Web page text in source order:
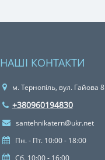
НАШІ КОНТАКТИ
м. Тернопіль, вул. Гайова 8
+380960194830
santehnikatern@ukr.net
Пн. - Пт. 10:00 - 18:00
Сб. 10:00 - 16:00